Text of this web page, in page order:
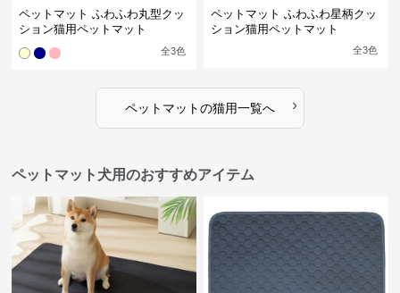
ペットマット ふわふわ丸型クッ
ション猫用ペットマット
全3色
ペットマット ふわふわ星柄クッ
ション猫用ペットマット
全3色
ペットマットの猫用一覧へ ›
ペットマット犬用のおすすめアイテム